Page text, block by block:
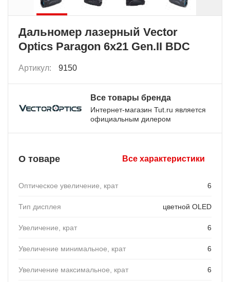
Дальномер лазерный Vector
Optics Paragon 6x21 Gen.II BDC
Артикул: 9150
Все товары бренда
Интернет-магазин Tut.ru является
официальным дилером
О товаре Все характеристики
Оптическое увеличение, крат 6
Тип дисплея цветной OLED
Увеличение, крат 6
Увеличение минимальное, крат 6
Увеличение максимальное, крат 6